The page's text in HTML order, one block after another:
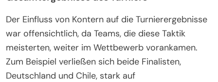
Der Einfluss von Kontern auf die Turnierergebnisse
war offensichtlich, da Teams, die diese Taktik
meisterten, weiter im Wettbewerb vorankamen.
Zum Beispiel verließen sich beide Finalisten,
Deutschland und Chile, stark auf